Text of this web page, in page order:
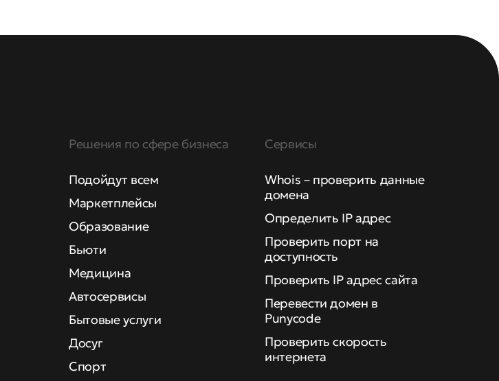
Решения по сфере бизнеса
Подойдут всем
Маркетплейсы
Образование
Бьюти
Медицина
Автосервисы
Бытовые услуги
Досуг
Спорт
Сервисы
Whois – проверить данные
домена
Определить IP адрес
Проверить порт на
доступность
Проверить IP адрес сайта
Перевести домен в
Punycode
Проверить скорость
интернета